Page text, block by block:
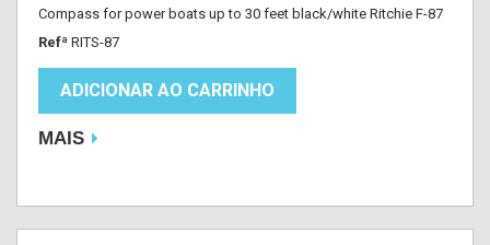
Compass for power boats up to 30 feet black/white Ritchie F-87
Refª RITS-87
ADICIONAR AO CARRINHO
MAIS